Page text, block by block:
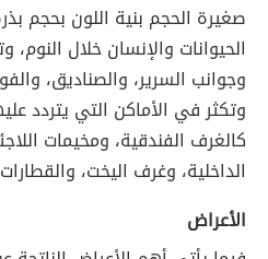
صغيرة الحجم بنية اللون بحجم
الحيوانات والإنسان خلال
وجوانب السرير، والصناديق،
وتكثر في الأماكن التي يتردد
كالغرف الفندقية، ومخيمات
الداخلية، وغرف اليخت،
الأعراض